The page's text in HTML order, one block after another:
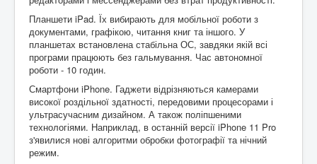
Планшети iPad. Їх вибирають для мобільної роботи з
документами, графікою, читання книг та іншого. У
планшетах встановлена ​​стабільна ОС, завдяки якій всі
програми працюють без гальмування. Час автономної
роботи - 10 годин.
Смартфони iPhone. Гаджети відрізняються камерами
високої роздільної здатності, передовими процесорами і
ультрасучасним дизайном. А також поліпшеними
технологіями. Наприклад, в останній версії iPhone 11 Pro
з'явилися нові алгоритми обробки фотографії та нічний
режим.